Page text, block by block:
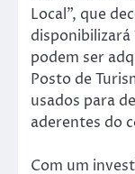
Local”, que
disponibilizará
podem ser
Posto de
usados para
aderentes do
Com um